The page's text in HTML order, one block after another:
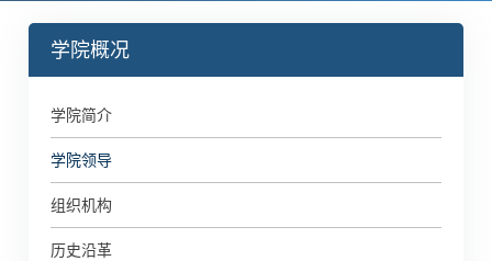
学院概况
学院简介
学院领导
组织机构
历史沿革